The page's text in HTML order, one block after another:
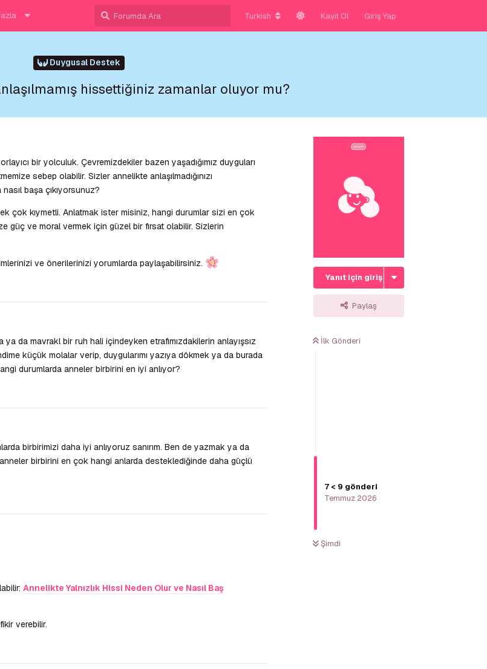
Turkish Kayıt Ol Giriş Yap
Duygusal Destek
hissettiğiniz zamanlar oluyor mu?
Yanıt için giriş yap
Paylaş
İlk Gönderi
7 < 9 gönderi
Temmuz 2026
Şimdi
bir yolculuk. Çevremizdekiler bazen yaşadığımız duyguları
sebep olabilir. Sizler annelikte anlaşılmadığınızı
başa çıkıyorsunuz?
çok kıymetli. Anlatmak ister misiniz, hangi durumlar sizi en çok
güç ve moral vermek için güzel bir fırsat olabilir. Sizlerin
ve önerilerinizi yorumlarda paylaşabilirsiniz.
da mavrakl bir ruh hali içindeyken etrafımızdakilerin anlayışsız
küçük molalar verip, duygularımı yazıya dökmek ya da burada
durumlarda anneler birbirini en iyi anlıyor?
birbirimizi daha iyi anlıyoruz sanırım. Ben de yazmak ya da
birbirini en çok hangi anlarda desteklediğinde daha güçlü
Annelikte Yalnızlık Hissi Neden Olur ve Nasıl Baş
verebilir.